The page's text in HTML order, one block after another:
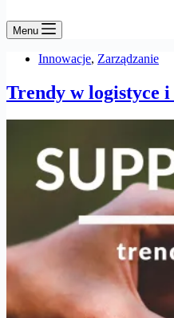
Menu
Innowacje, Zarządzanie
Trendy w logistyce